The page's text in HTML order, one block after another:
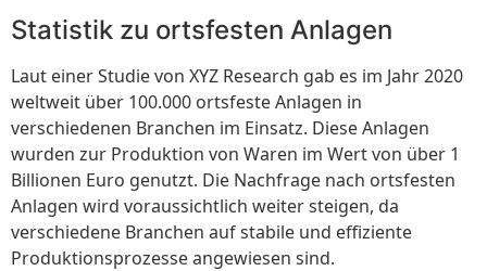
Statistik zu ortsfesten Anlagen
Laut einer Studie von XYZ Research gab es im Jahr 2020
weltweit über 100.000 ortsfeste Anlagen in
verschiedenen Branchen im Einsatz. Diese Anlagen
wurden zur Produktion von Waren im Wert von über 1
Billionen Euro genutzt. Die Nachfrage nach ortsfesten
Anlagen wird voraussichtlich weiter steigen, da
verschiedene Branchen auf stabile und effiziente
Produktionsprozesse angewiesen sind.